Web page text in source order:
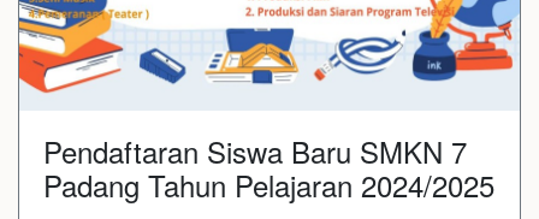
Pendaftaran Siswa Baru SMKN 7
Padang Tahun Pelajaran 2024/2025